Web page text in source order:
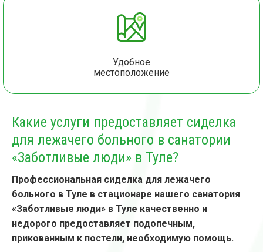
Удобное
местоположение
Какие услуги предоставляет сиделка
для лежачего больного в санатории
«Заботливые люди» в Туле?
Профессиональная сиделка для лежачего
больного в Туле в стационаре нашего санатория
«Заботливые люди» в Туле качественно и
недорого предоставляет подопечным,
прикованным к постели, необходимую помощь.